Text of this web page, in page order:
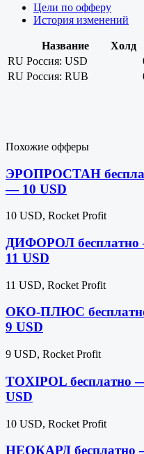
Цели по офферу
История изменений
Название Холд
RU Россия: USD
RU Россия: RUB
Похожие офферы
ЭРОПРОСТАН
— 10 USD
10 USD, Rocket Profit
ДИФОРОЛ
11 USD
11 USD, Rocket Profit
ОКО-ПЛЮС
9 USD
9 USD, Rocket Profit
TOXIPOL
USD
10 USD, Rocket Profit
НЕОКАРД бесплатно